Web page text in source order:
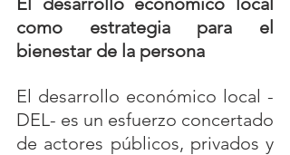
como estrategia para el
bienestar de la persona
El desarrollo económico local -
DEL- es un esfuerzo concertado
de actores públicos, privados y